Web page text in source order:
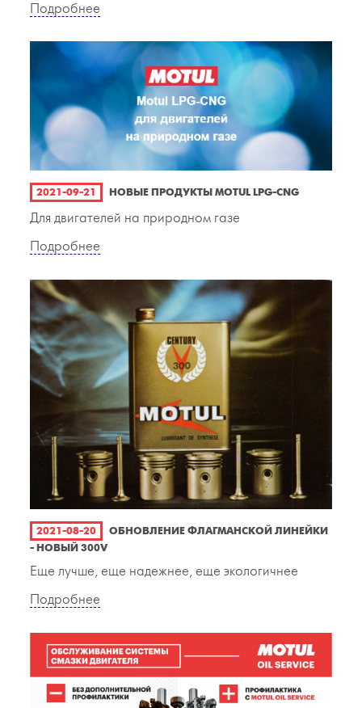
Подробнее
2021-09-21 НОВЫЕ ПРОДУКТЫ MOTUL LPG-CNG
Для двигателей на природном газе
Подробнее
2021-08-20
ОБНОВЛЕНИЕ ФЛАГМАНСКОЙ ЛИНЕЙКИ
- НОВЫЙ 300V
Еще лучше, еще надежнее, еще экологичнее
Подробнее